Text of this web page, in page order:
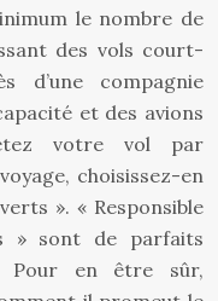
le nombre de
des vols court-
d’une compagnie
et des avions
votre vol par
choisissez-en
». « Responsible
» sont de parfaits
Pour en être sûr,